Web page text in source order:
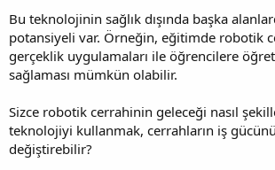
Bu teknolojinin sağlık dışında başka
potansiyeli var. Örneğin, eğitimde robotik
gerçeklik uygulamaları ile öğrencilere
sağlaması mümkün olabilir.
Sizce robotik cerrahinin geleceği nasıl
teknolojiyi kullanmak, cerrahların iş
değiştirebilir?